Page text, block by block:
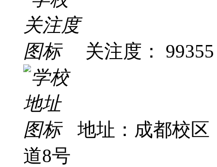
关注度： 99355
地址：成都校区
道8号